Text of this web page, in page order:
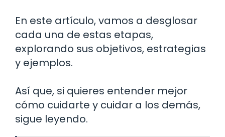
En este artículo, vamos a desglosar
cada una de estas etapas,
explorando sus objetivos, estrategias
y ejemplos.
Así que, si quieres entender mejor
cómo cuidarte y cuidar a los demás,
sigue leyendo.